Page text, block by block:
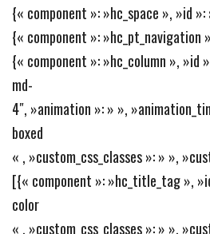
{« component »: »hc_space », »id
{« component »: »hc_pt_navigation
{« component »: »hc_column », »id
md-
4″, »animation »: » »,
boxed
« , »custom_css_classes »: » »,
[{« component »: »hc_title_tag »,
color
« , »custom_css_classes »: » »,